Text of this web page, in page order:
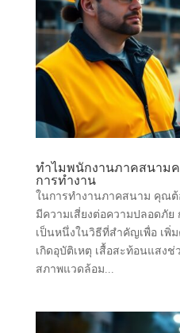
ทำไมพนักงานภาคสนามค
การทำงาน
ในการทำงานภาคสนาม คุณ
มีความเสี่ยงต่อความปลอดภัย
เป็นหนึ่งในวิธีที่สำคัญเพื่อ เพิ่
เกิดอุบัติเหตุ เสื้อสะท้อนแสง
สภาพแวดล้อม...